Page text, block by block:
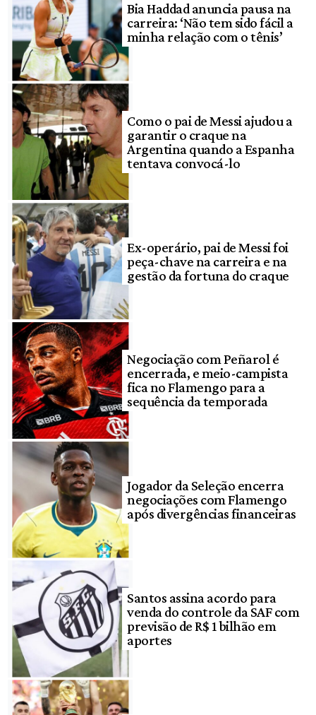
Bia Haddad anuncia pausa na
carreira: ‘Não tem sido fácil a
minha relação com o tênis’
Como o pai de Messi ajudou a
garantir o craque na
Argentina quando a Espanha
tentava convocá-lo
Ex-operário, pai de Messi foi
peça-chave na carreira e na
gestão da fortuna do craque
Negociação com Peñarol é
encerrada, e meio-campista
fica no Flamengo para a
sequência da temporada
Jogador da Seleção encerra
negociações com Flamengo
após divergências financeiras
Santos assina acordo para
venda do controle da SAF com
previsão de R$ 1 bilhão em
aportes